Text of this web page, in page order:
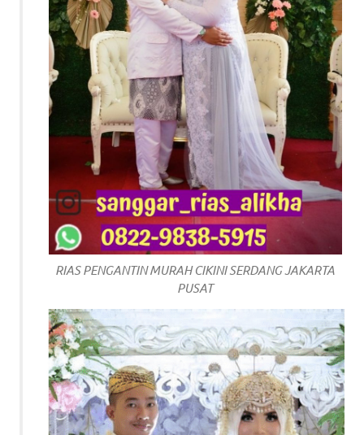
RIAS PENGANTIN MURAH CIKINI SERDANG JAKARTA
PUSAT